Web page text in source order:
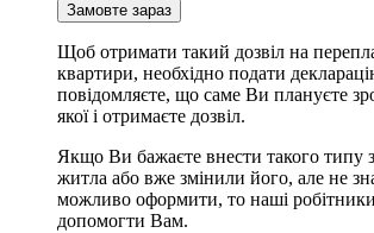
Замовте зараз
Щоб отримати такий дозвіл на
квартири, необхідно подати
повідомляєте, що саме Ви плануєте
якої і отримаєте дозвіл.
Якщо Ви бажаєте внести такого типу
житла або вже змінили його, але не
можливо оформити, то наші
допомогти Вам.